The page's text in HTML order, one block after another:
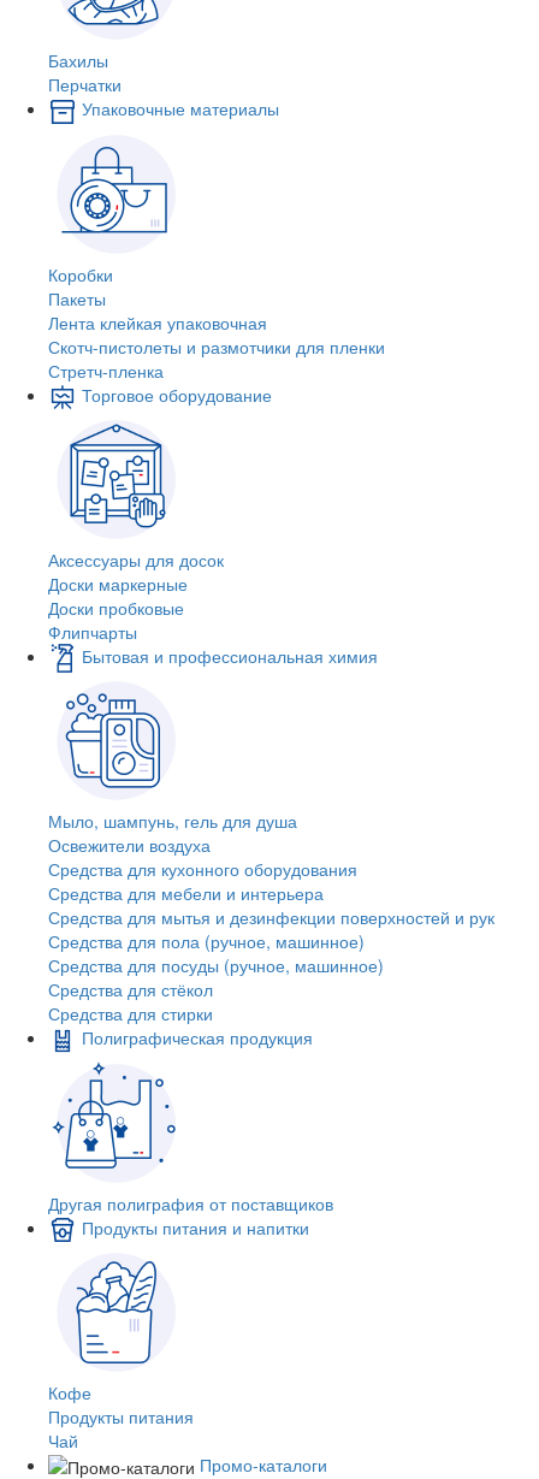
Бахилы
Перчатки
Упаковочные материалы
Коробки
Пакеты
Лента клейкая упаковочная
Скотч-пистолеты и размотчики для пленки
Стретч-пленка
Торговое оборудование
Аксессуары для досок
Доски маркерные
Доски пробковые
Флипчарты
Бытовая и профессиональная химия
Мыло, шампунь, гель для душа
Освежители воздуха
Средства для кухонного оборудования
Средства для мебели и интерьера
Средства для мытья и дезинфекции поверхностей и рук
Средства для пола (ручное, машинное)
Средства для посуды (ручное, машинное)
Средства для стёкол
Средства для стирки
Полиграфическая продукция
Другая полиграфия от поставщиков
Продукты питания и напитки
Кофе
Продукты питания
Чай
Промо-каталоги